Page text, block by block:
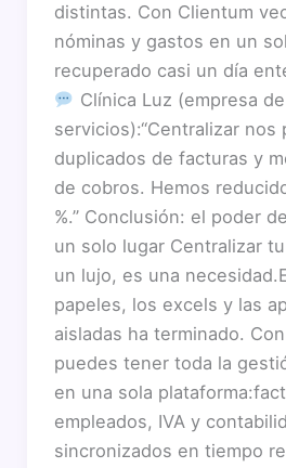
distintas. Con Clientum
nóminas y gastos en un
recuperado casi un día
Clínica Luz (empresa de
servicios):“Centralizar
duplicados de facturas y
de cobros. Hemos
%.” Conclusión: el poder
un solo lugar Centralizar
un lujo, es una
papeles, los excels y las
aisladas ha terminado.
puedes tener toda la
en una sola
empleados, IVA y
sincronizados en tiempo